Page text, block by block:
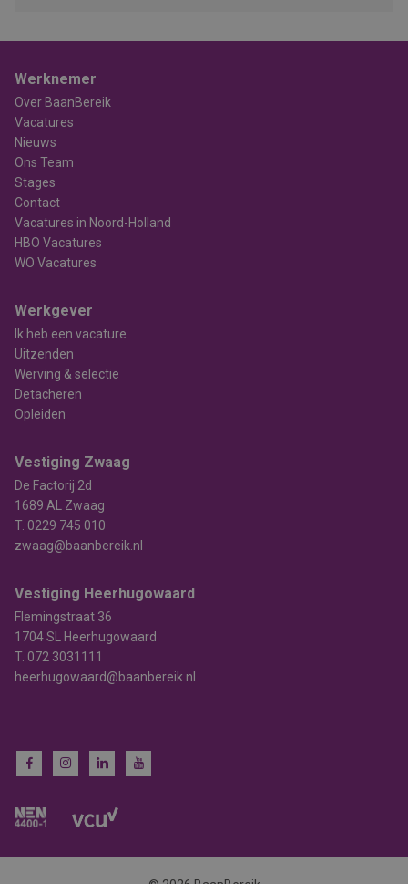
Werknemer
Over BaanBereik
Vacatures
Nieuws
Ons Team
Stages
Contact
Vacatures in Noord-Holland
HBO Vacatures
WO Vacatures
Werkgever
Ik heb een vacature
Uitzenden
Werving & selectie
Detacheren
Opleiden
Vestiging Zwaag
De Factorij 2d
1689 AL Zwaag
T. 0229 745 010
zwaag@baanbereik.nl
Vestiging Heerhugowaard
Flemingstraat 36
1704 SL Heerhugowaard
T. 072 3031111
heerhugowaard@baanbereik.nl